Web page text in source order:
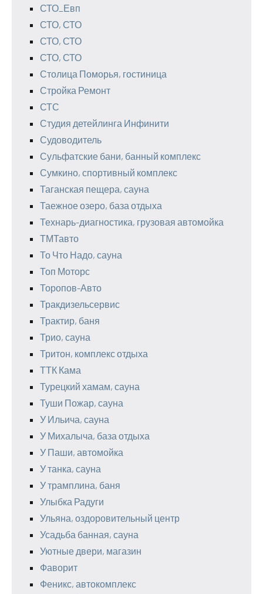
СТО_Евп
СТО, СТО
СТО, СТО
СТО, СТО
Столица Поморья, гостиница
Стройка Ремонт
СТС
Студия детейлинга Инфинити
Судоводитель
Сульфатские бани, банный комплекс
Сумкино, спортивный комплекс
Таганская пещера, сауна
Таежное озеро, база отдыха
Технарь-диагностика, грузовая автомойка
ТМТавто
То Что Надо, сауна
Топ Моторс
Торопов-Авто
Тракдизельсервис
Трактир, баня
Трио, сауна
Тритон, комплекс отдыха
ТТК Кама
Турецкий хамам, сауна
Туши Пожар, сауна
У Ильича, сауна
У Михалыча, база отдыха
У Паши, автомойка
У танка, сауна
У трамплина, баня
Улыбка Радуги
Ульяна, оздоровительный центр
Усадьба банная, сауна
Уютные двери, магазин
Фаворит
Феникс, автокомплекс